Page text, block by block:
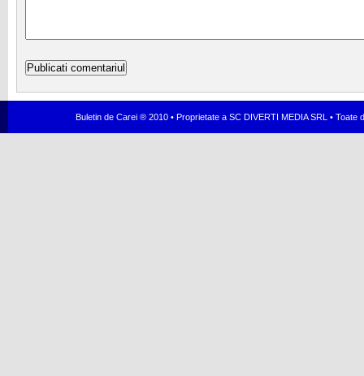
Buletin de Carei ® 2010 • Proprietate a SC DIVERTI MEDIA SRL •